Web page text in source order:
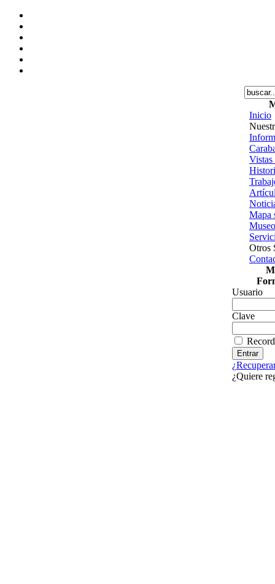
Inicio
Vistas
Mapa
Otros
Usuario
Clave
¿Quiere